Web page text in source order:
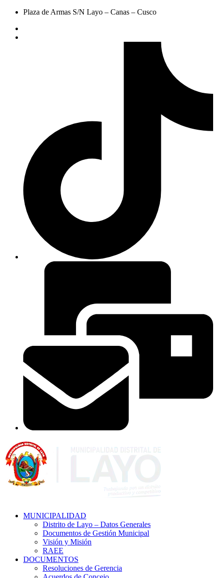
Plaza de Armas S/N Layo – Canas – Cusco
MUNICIPALIDAD
Distrito de Layo – Datos Generales
Documentos de Gestión Municipal
Visión y Misión
RAEE
DOCUMENTOS
Resoluciones de Gerencia